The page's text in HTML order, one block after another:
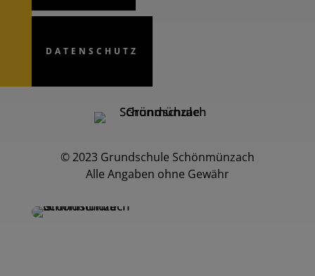
DATENSCHUTZ
© 2023 Grundschule Schönmünzach
Alle Angaben ohne Gewähr